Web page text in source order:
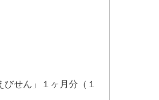
せん」１ヶ月分（１